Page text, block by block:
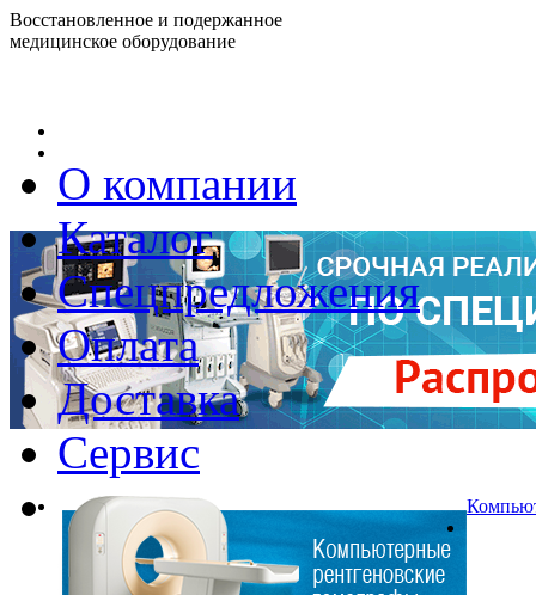
Восстановленное и подержанное
медицинское оборудование
О компании
Каталог
Спецпредложения
Оплата
Доставка
Сервис